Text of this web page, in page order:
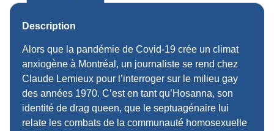
Description
Alors que la pandémie de Covid-19 crée un climat
anxiogène à Montréal, un journaliste se rend chez
Claude Lemieux pour l’interroger sur le milieu gay
des années 1970. C’est en tant qu’Hosanna, son
identité de drag queen, que le septuagénaire lui
relate les combats de la communauté homosexuelle